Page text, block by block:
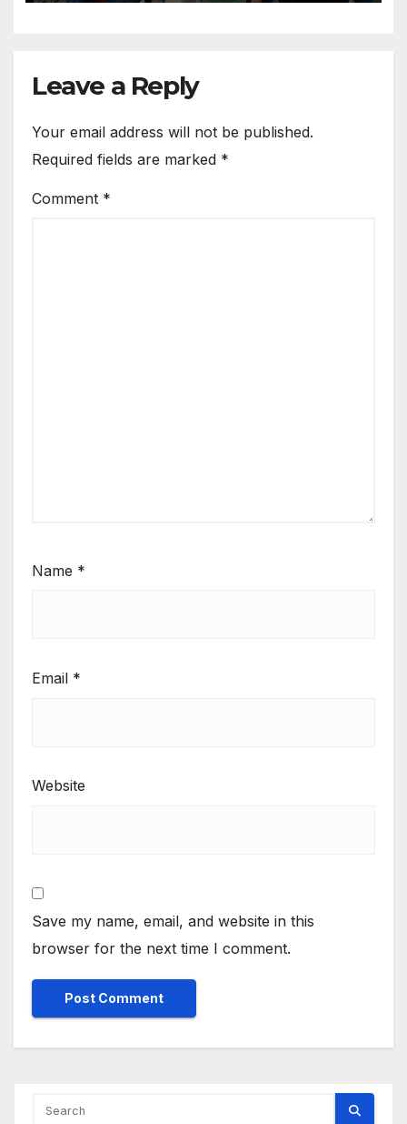
Leave a Reply
Your email address will not be published.
Required fields are marked *
Comment *
Name *
Email *
Website
Save my name, email, and website in this
browser for the next time I comment.